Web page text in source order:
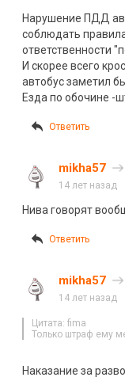
Нарушение ПДД
соблюдать
ответственности
И скорее всего
автобус заметил
Езда по обочине -
Ответить
mikha57
14 лет назад
Нива говорят
Ответить
mikha57
14 лет назад
Цитата: fima
Только штраф ему
Наказание за